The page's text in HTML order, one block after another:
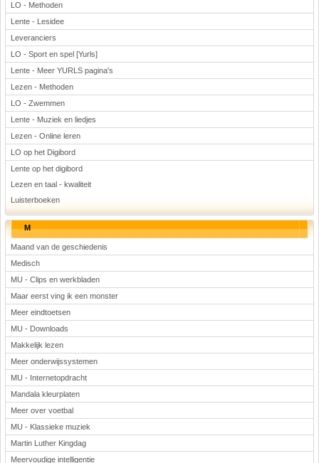
LO - Methoden
Lente - Lesidee
Leveranciers
LO - Sport en spel [Yurls]
Lente - Meer YURLS pagina's
Lezen - Methoden
LO - Zwemmen
Lente - Muziek en liedjes
Lezen - Online leren
LO op het Digibord
Lente op het digibord
Lezen en taal - kwaliteit
Luisterboeken
M
Maand van de geschiedenis
Medisch
MU - Clips en werkbladen
Maar eerst ving ik een monster
Meer eindtoetsen
MU - Downloads
Makkelijk lezen
Meer onderwijssystemen
MU - Internetopdracht
Mandala kleurplaten
Meer over voetbal
MU - Klassieke muziek
Martin Luther Kingdag
Meervoudige intelligentie